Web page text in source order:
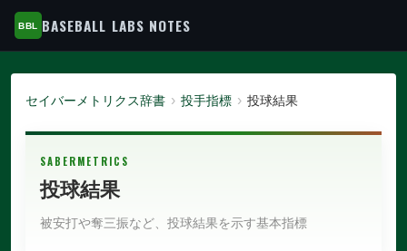
BASEBALL LABS NOTES
セイバーメトリクス辞書 投手指標 投球結果
SABERMETRICS
投球結果
被安打や奪三振など、投球結果を示す基本指標